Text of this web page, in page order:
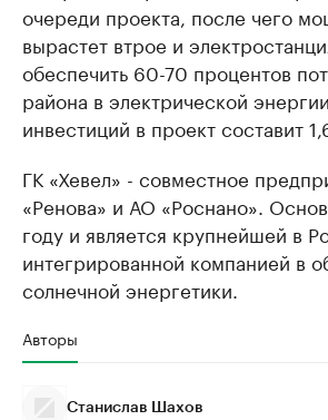
очереди проекта, после чего
вырастет втрое и
обеспечить 60-70 процентов
района в электрической
инвестиций в проект составит
ГК «Хевел» - совместное
«Ренова» и АО «Роснано».
году и является крупнейшей в
интегрированной компанией в
солнечной энергетики.
Авторы
Станислав Шахов